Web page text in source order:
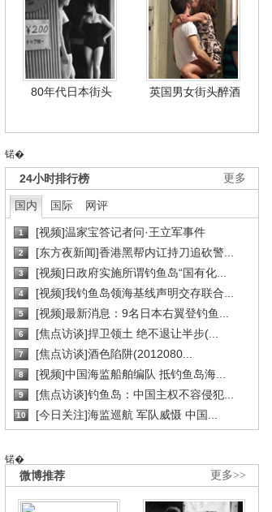
80年代日本街头 英国男女街头醉酒
锘�
更多
24小时排行榜
国内 国际 网评
1 [视频]温家宝答记者问·王立军事件
2 [东方夜新闻]香港黑帮内讧持刀追砍警...
3 [视频]日政府实施所谓钓鱼岛“国有化...
4 [视频]我钓鱼岛领海基线声明交存联合...
5 [视频]最新消息：9名日本右翼登钓鱼...
6 [焦点访谈]捍卫领土 绝不退让半步(...
7 [焦点访谈]酒色陷阱(2012080...
8 [视频]中国海监船舶编队 抵钓鱼岛海...
9 [焦点访谈]钓鱼岛：中国主权不容侵犯...
10 [今日关注]海监巡航 军队威慑 中国...
锘�
更多>>
微博推荐